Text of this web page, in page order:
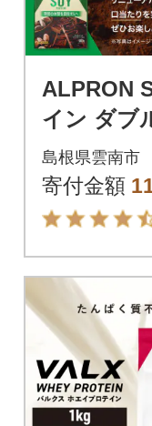
ALPRON
イン ダブ
ョコレー
×1個
島根県雲南市
寄付金額